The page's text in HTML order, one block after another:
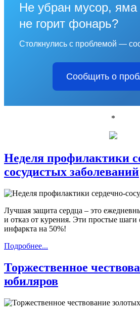
Не убран мусор, яма
не горит фонарь?
Столкнулись с проблемой —
Сообщить о
*
Неделя профилактики
сосудистых заболеваний
Лучшая защита сердца – это
и отказ от курения. Эти простые
инфаркта на 50%!
Подробнее...
Торжественное
юбиляров